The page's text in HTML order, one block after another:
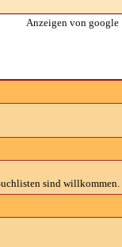
Anzeigen von google
sind willkommen.